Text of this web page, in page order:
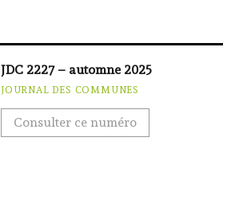
JDC 2227 – automne 2025
JOURNAL DES COMMUNES
Consulter ce numéro